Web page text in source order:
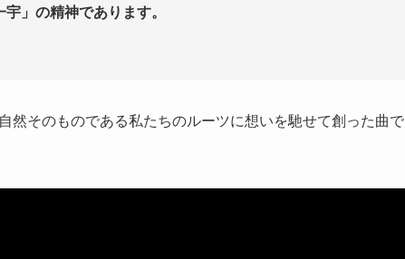
」の精神であります。
然そのものである私たちのルーツに想いを馳せて創った曲で